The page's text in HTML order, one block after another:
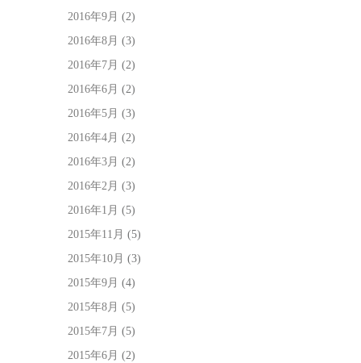
2016年9月 (2)
2016年8月 (3)
2016年7月 (2)
2016年6月 (2)
2016年5月 (3)
2016年4月 (2)
2016年3月 (2)
2016年2月 (3)
2016年1月 (5)
2015年11月 (5)
2015年10月 (3)
2015年9月 (4)
2015年8月 (5)
2015年7月 (5)
2015年6月 (2)